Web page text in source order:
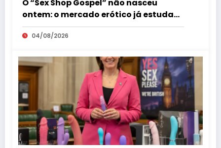
O “Sex Shop Gospel” não nasceu
ontem: o mercado erótico já estuda
esse consumidor há mais de uma
década
04/08/2026